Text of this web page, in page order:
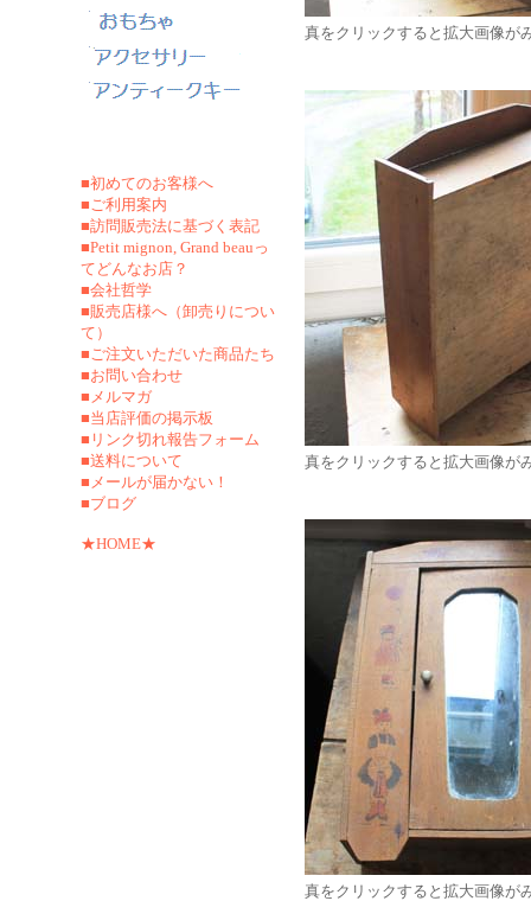
■初めてのお客様へ
■ご利用案内
■訪問販売法に基づく表記
■Petit mignon, Grand beauっ
てどんなお店？
■会社哲学
■販売店様へ（卸売りについ
て）
■ご注文いただいた商品たち
■お問い合わせ
■メルマガ
■当店評価の掲示板
■リンク切れ報告フォーム
■送料について
■メールが届かない！
■ブログ
★HOME★
真をクリックすると拡大画像が
真をクリックすると拡大画像が
真をクリックすると拡大画像が